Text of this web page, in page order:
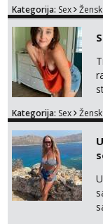
Kategorija: Sex
Kategorija: Sex